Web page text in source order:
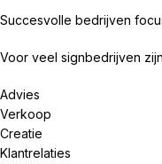
Succesvolle bedrijven
Voor veel signbedrijven
Advies
Verkoop
Creatie
Klantrelaties